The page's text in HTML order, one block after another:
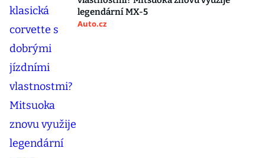
legendární MX-5
Auto.cz